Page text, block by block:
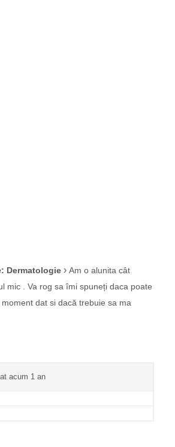
Dermatologie › Am o alunita cât
mic . Va rog sa îmi spuneți daca poate
dat si dacă trebuie sa ma
acum 1 an